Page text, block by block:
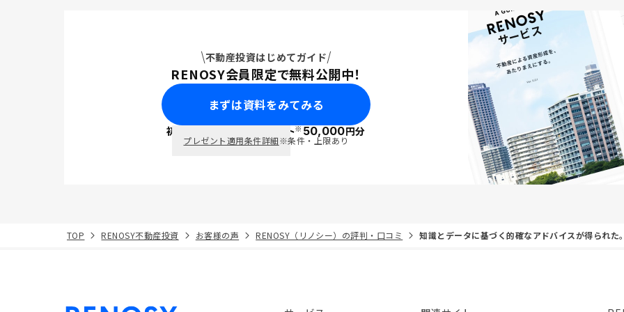
不動産投資はじめてガイド
RENOSY会員限定で無料公開中！
まずは資料をみてみる
初回面談で ポイント※50,000円分
プレゼント適用条件詳細※条件・上限あり
TOP RENOSY不動産投資 お客様の声 RENOSY（リノシー）の評判・口コミ 知識とデータに基づく的確なアドバイスが得られた